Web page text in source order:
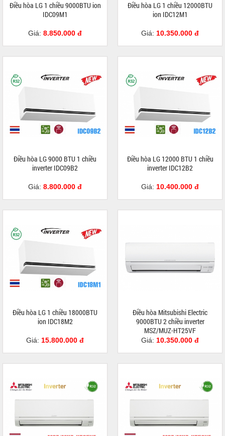
Điều hòa LG 1 chiều 9000BTU ion
IDC09M1
Giá: 8.850.000 đ
Điều hòa LG 1 chiều 12000BTU
ion IDC12M1
Giá: 10.350.000 đ
Điều hòa LG 9000 BTU 1 chiều
inverter IDC09B2
Giá: 8.800.000 đ
Điều hòa LG 12000 BTU 1 chiều
inverter IDC12B2
Giá: 10.400.000 đ
Điều hòa LG 1 chiều 18000BTU
ion IDC18M2
Giá: 15.800.000 đ
Điều hòa Mitsubishi Electric
9000BTU 2 chiều inverter
MSZ/MUZ-HT25VF
Giá: 10.350.000 đ